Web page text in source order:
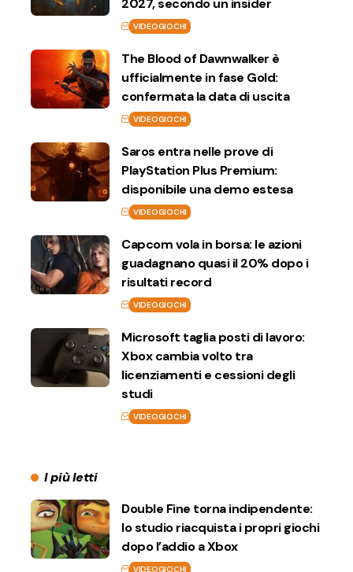
VIDEOGIOCHI
The Blood of Dawnwalker è
ufficialmente in fase Gold:
confermata la data di uscita
VIDEOGIOCHI
Saros entra nelle prove di
PlayStation Plus Premium:
disponibile una demo estesa
VIDEOGIOCHI
Capcom vola in borsa: le azioni
guadagnano quasi il 20% dopo i
risultati record
VIDEOGIOCHI
Microsoft taglia posti di lavoro:
Xbox cambia volto tra
licenziamenti e cessioni degli
studi
VIDEOGIOCHI
I più letti
Double Fine torna indipendente:
lo studio riacquista i propri giochi
dopo l’addio a Xbox
VIDEOGIOCHI